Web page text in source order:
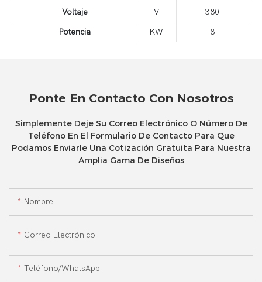
Voltaje
V
380
Potencia
KW 8
Ponte En Contacto Con Nosotros
Simplemente Deje Su Correo Electrónico O Número De
Teléfono En El Formulario De Contacto Para Que
Podamos Enviarle Una Cotización Gratuita Para Nuestra
Amplia Gama De Diseños
Nombre
Correo Electrónico
Teléfono/WhatsApp